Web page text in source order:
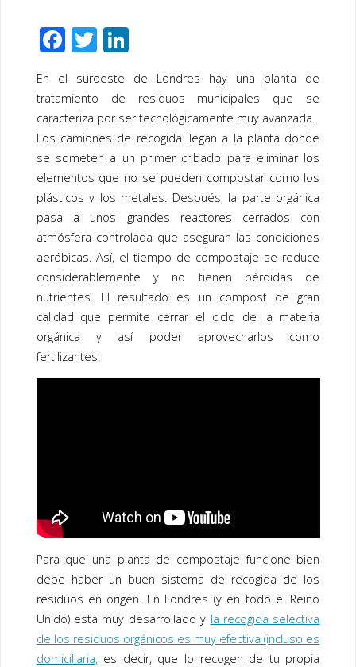
F
ac
e
b
o
o
k
T
tt
er
Li
n
k
e
dI
n
En el suroeste de Londres hay una planta de
tratamiento de residuos municipales que se
caracteriza por ser tecnológicamente muy avanzada.
Los camiones de recogida llegan a la planta donde
se someten a un primer cribado para eliminar los
elementos que no se pueden compostar como los
plásticos y los metales. Después, la parte orgánica
pasa a unos grandes reactores cerrados con
atmósfera controlada que aseguran las condiciones
aeróbicas. Así, el tiempo de compostaje se reduce
considerablemente y no tienen pérdidas de
nutrientes. El resultado es un compost de gran
calidad que permite cerrar el ciclo de la materia
orgánica y así poder aprovecharlos como
fertilizantes.
Para que una planta de compostaje funcione bien
debe haber un buen sistema de recogida de los
residuos en origen. En Londres (y en todo el Reino
Unido) está muy desarrollado y la recogida selectiva
de los residuos orgánicos es muy efectiva (incluso es
domiciliaria, es decir, que lo recogen de tu propia